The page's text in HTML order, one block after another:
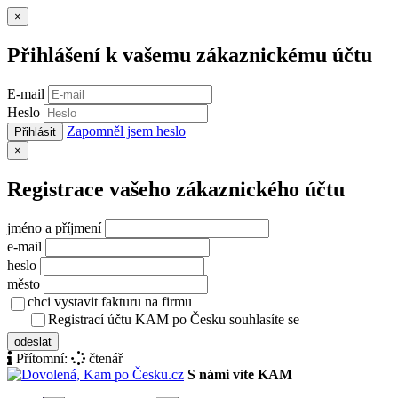
×
Přihlášení k vašemu zákaznickému účtu
E-mail
Heslo
Přihlásit Zapomněl jsem heslo
×
Registrace vašeho zákaznického účtu
jméno a příjmení
e-mail
heslo
město
chci vystavit fakturu na firmu
Registrací účtu KAM po Česku souhlasíte se
odeslat
Přítomní:
čtenář
S námi víte KAM